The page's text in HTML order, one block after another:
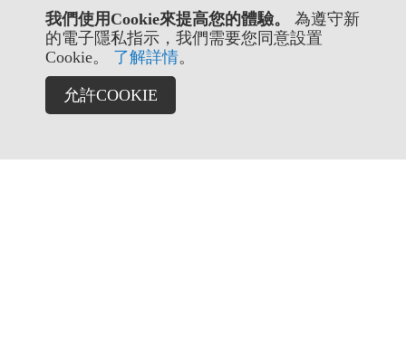
我們使用Cookie來提高您的體驗。
為遵守新
的電子隱私指示，我們需要您同意設置
Cookie。 了解詳情。
允許COOKIE